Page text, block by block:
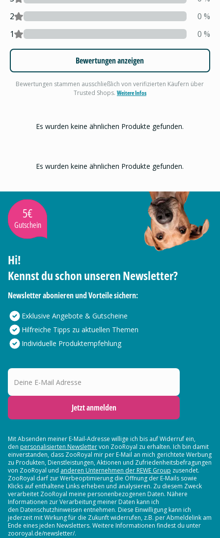
2
0 %
1
0 %
Bewertungen anzeigen
Bewertungen stammen ausschließlich von verifizierten Käufern über
Trusted Shops. Weitere Infos
Es wurden keine ähnlichen Produkte gefunden.
Es wurden keine ähnlichen Produkte gefunden.
5€
Gutschein
Hi!
Kennst du schon unseren Newsletter?
Newsletter abonieren und Vorteile sichern:
Exklusive Angebote & Gutscheine
Hilfreiche Tipps zu aktuellen Themen
Individuelle Produktempfehlung
Deine E-Mail Adresse
Jetzt anmelden
Mit Absenden meiner E-Mail-Adresse willige ich bis auf Widerruf ein,
den personalisierten Newslettervon ZooRoyal zu erhalten. Ich bin damit
einverstanden, dass ZooRoyal mir per E-Mail an mich gerichtete Werbung
zu Produkten, Dienstleistungen, Aktionen und Zufriedenheitsbefragungen
von ZooRoyal und anderen Unternehmen der REWE Group zusendet.
ZooRoyal darf zur Werbeoptimierung die Öffnung der E-Mails sowie
Klicks auf enthaltene Links erheben und analysieren. Zu diesem Zweck
verarbeitet ZooRoyal meine personenbezogenen Daten. Nähere
Informationen zur Verarbeitung meiner Daten kann ich
den Datenschutzhinweisen entnehmen. Diese Einwilligung kann ich
jederzeit mit Wirkung für die Zukunft widerrufen, z.B. per Abmeldelink am
Ende eines jeden Newsletters. Weitere Informationen findest du unter
zooroyal.de/newsletter/.